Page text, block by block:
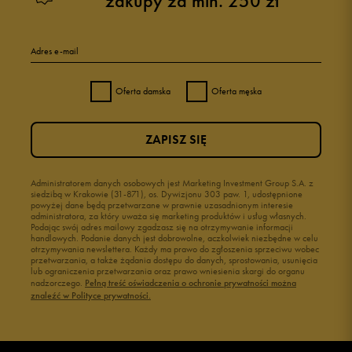
Adres e-mail
Oferta damska Oferta męska
Administratorem danych osobowych jest Marketing Investment Group S.A. z
siedzibą w Krakowie (31-871), os. Dywizjonu 303 paw. 1, udostępnione
powyżej dane będą przetwarzane w prawnie uzasadnionym interesie
administratora, za który uważa się marketing produktów i usług własnych.
Podając swój adres mailowy zgadzasz się na otrzymywanie informacji
handlowych. Podanie danych jest dobrowolne, aczkolwiek niezbędne w celu
otrzymywania newslettera. Każdy ma prawo do zgłoszenia sprzeciwu wobec
przetwarzania, a także żądania dostępu do danych, sprostowania, usunięcia
lub ograniczenia przetwarzania oraz prawo wniesienia skargi do organu
nadzorczego. Pełną treść oświadczenia o ochronie prywatności można
znaleźć w Polityce prywatności.
ZAPISZ SIĘ